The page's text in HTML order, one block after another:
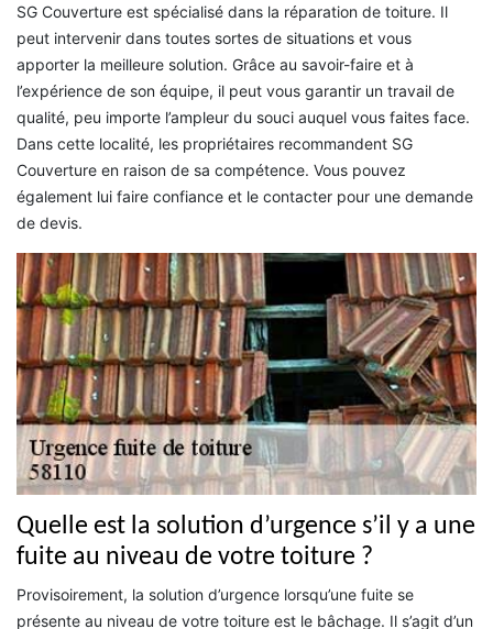
SG Couverture est spécialisé dans la réparation de toiture. Il
peut intervenir dans toutes sortes de situations et vous
apporter la meilleure solution. Grâce au savoir-faire et à
l’expérience de son équipe, il peut vous garantir un travail de
qualité, peu importe l’ampleur du souci auquel vous faites face.
Dans cette localité, les propriétaires recommandent SG
Couverture en raison de sa compétence. Vous pouvez
également lui faire confiance et le contacter pour une demande
de devis.
Quelle est la solution d’urgence s’il y a une
fuite au niveau de votre toiture ?
Provisoirement, la solution d’urgence lorsqu’une fuite se
présente au niveau de votre toiture est le bâchage. Il s’agit d’un